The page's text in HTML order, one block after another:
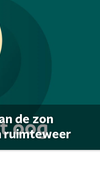
de zon
ruimteweer